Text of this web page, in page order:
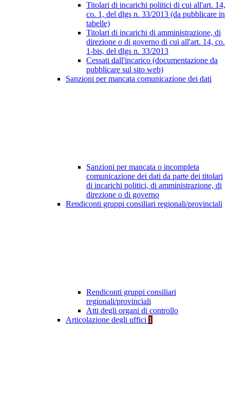
Titolari di incarichi politici di cui all'art. 14,
co. 1, del dlgs n. 33/2013 (da pubblicare in
tabelle)
Titolari di incarichi di amministrazione, di
direzione o di governo di cui all'art. 14, co.
1-bis, del dlgs n. 33/2013
Cessati dall'incarico (documentazione da
pubblicare sul sito web)
Sanzioni per mancata comunicazione dei dati
Sanzioni per mancata o incompleta
comunicazione dei dati da parte dei titolari
di incarichi politici, di amministrazione, di
direzione o di governo
Rendiconti gruppi consiliari regionali/provinciali
Rendiconti gruppi consiliari
regionali/provinciali
Atti degli organi di controllo
Articolazione degli uffici 1